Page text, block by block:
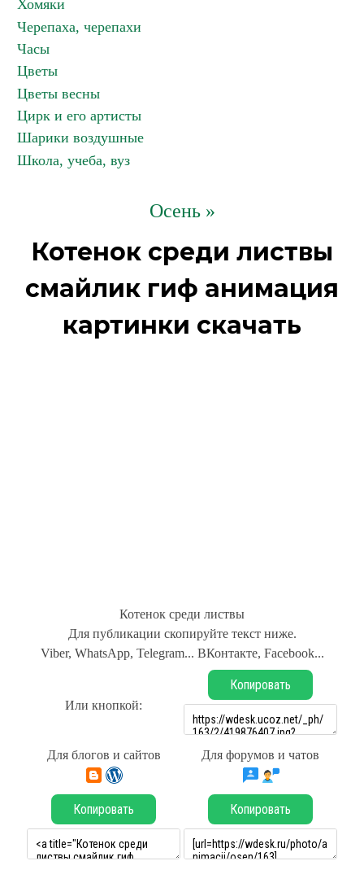
Хомяки
Черепаха, черепахи
Часы
Цветы
Цветы весны
Цирк и его артисты
Шарики воздушные
Школа, учеба, вуз
Осень »
Котенок среди листвы
смайлик гиф анимация
картинки скачать
Котенок среди листвы
Для публикации скопируйте текст ниже.
Viber, WhatsApp, Telegram... ВКонтакте, Facebook...
Или кнопкой:
Копировать
Для блогов и сайтов Для форумов и чатов
Копировать Копировать